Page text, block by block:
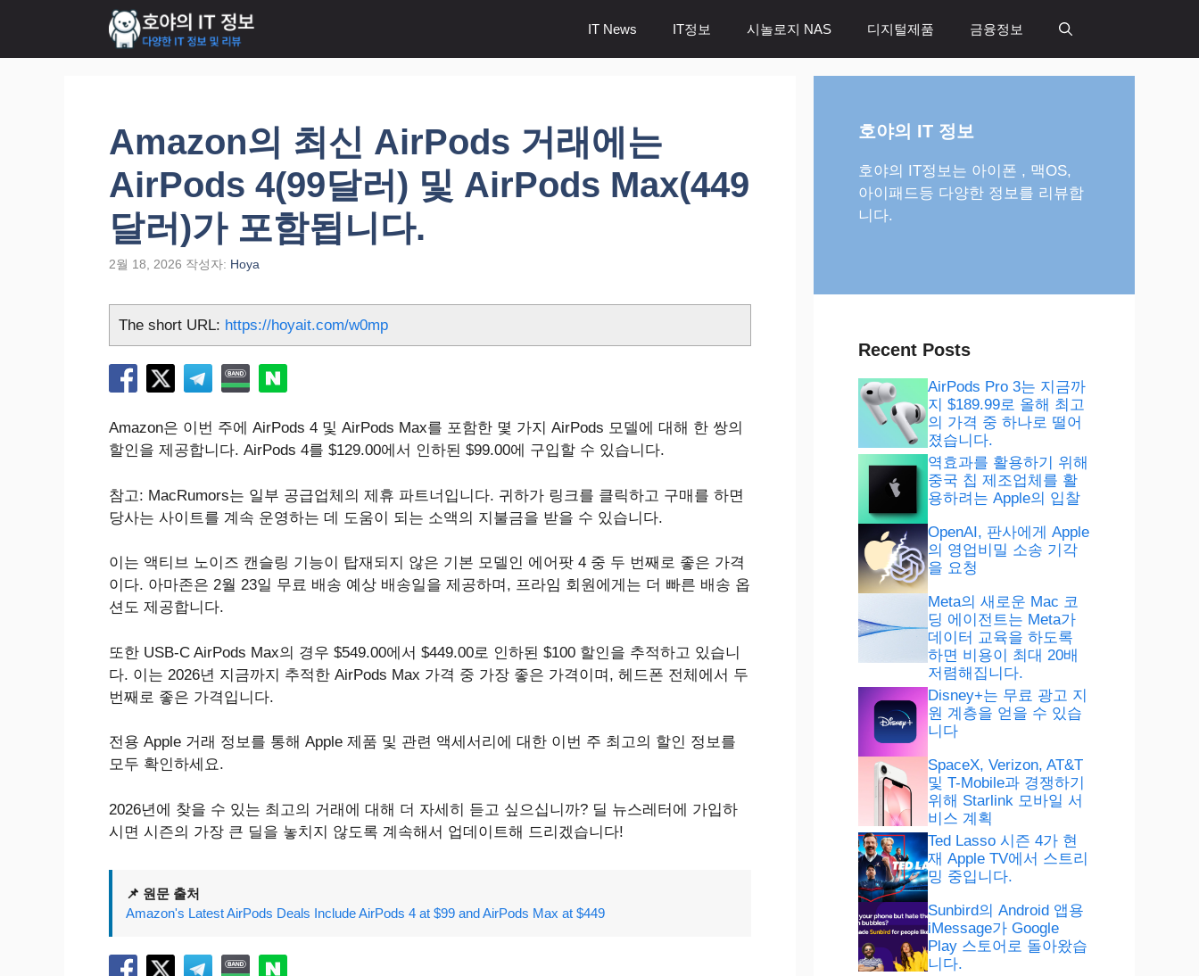
츠
IT News IT정보 시놀로지 NAS 디지털제품 금융정보
Amazon의 최신 AirPods 거래에는
AirPods 4(99달러) 및 AirPods Max(449
달러)가 포함됩니다.
2월 18, 2026 작성자: Hoya
The short URL: https://hoyait.com/w0mp
Amazon은 이번 주에 AirPods 4 및 AirPods Max를 포함한 몇 가지 AirPods 모델에 대해 한 쌍의
할인을 제공합니다. AirPods 4를 $129.00에서 인하된 $99.00에 구입할 수 있습니다.
참고: MacRumors는 일부 공급업체의 제휴 파트너입니다. 귀하가 링크를 클릭하고 구매를 하면
당사는 사이트를 계속 운영하는 데 도움이 되는 소액의 지불금을 받을 수 있습니다.
이는 액티브 노이즈 캔슬링 기능이 탑재되지 않은 기본 모델인 에어팟 4 중 두 번째로 좋은 가격
이다. 아마존은 2월 23일 무료 배송 예상 배송일을 제공하며, 프라임 회원에게는 더 빠른 배송 옵
션도 제공합니다.
또한 USB-C AirPods Max의 경우 $549.00에서 $449.00로 인하된 $100 할인을 추적하고 있습니
다. 이는 2026년 지금까지 추적한 AirPods Max 가격 중 가장 좋은 가격이며, 헤드폰 전체에서 두
번째로 좋은 가격입니다.
전용 Apple 거래 정보를 통해 Apple 제품 및 관련 액세서리에 대한 이번 주 최고의 할인 정보를
모두 확인하세요.
2026년에 찾을 수 있는 최고의 거래에 대해 더 자세히 듣고 싶으십니까? 딜 뉴스레터에 가입하
시면 시즌의 가장 큰 딜을 놓치지 않도록 계속해서 업데이트해 드리겠습니다!
📌 원문 출처
Amazon's Latest AirPods Deals Include AirPods 4 at $99 and AirPods Max at $449
호야의 IT 정보
호야의 IT정보는 아이폰 , 맥OS,
아이패드등 다양한 정보를 리뷰합
니다.
Recent Posts
AirPods Pro 3는 지금까
지 $189.99로 올해 최고
의 가격 중 하나로 떨어
졌습니다.
역효과를 활용하기 위해
중국 칩 제조업체를 활
용하려는 Apple의 입찰
OpenAI, 판사에게 Apple
의 영업비밀 소송 기각
을 요청
Meta의 새로운 Mac 코
딩 에이전트는 Meta가
데이터 교육을 하도록
하면 비용이 최대 20배
저렴해집니다.
Disney+는 무료 광고 지
원 계층을 얻을 수 있습
니다
SpaceX, Verizon, AT&T
및 T-Mobile과 경쟁하기
위해 Starlink 모바일 서
비스 계획
Ted Lasso 시즌 4가 현
재 Apple TV에서 스트리
밍 중입니다.
Sunbird의 Android 앱용
iMessage가 Google
Play 스토어로 돌아왔습
니다.